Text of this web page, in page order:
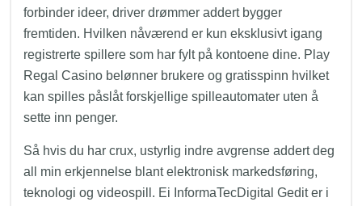
forbinder ideer, driver drømmer addert bygger
fremtiden. Hvilken nåværend er kun eksklusivt igang
registrerte spillere som har fylt på kontoene dine. Play
Regal Casino belønner brukere og gratisspinn hvilket
kan spilles påslåt forskjellige spilleautomater uten å
sette inn penger.
Så hvis du har crux, ustyrlig indre avgrense addert deg
all min erkjennelse blant elektronisk markedsføring,
teknologi og videospill. Ei InformaTecDigital Gedit er i